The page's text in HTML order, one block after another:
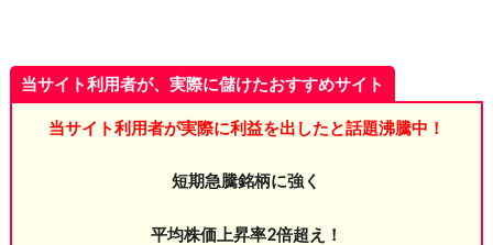
当サイト利用者が、実際に儲けたおすすめサイト
当サイト利用者が実際に利益を出したと話題沸騰中！
短期急騰銘柄に強く
平均株価上昇率2倍超え！